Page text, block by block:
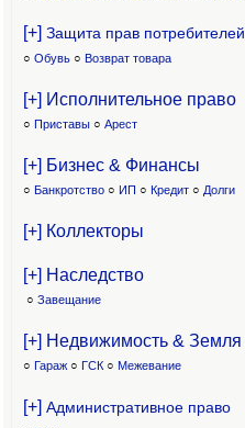
[+] Защита прав потребителей
○ Обувь ○ Возврат товара
[+] Исполнительное право
○ Приставы ○ Арест
[+] Бизнес & Финансы
○ Банкротство ○ ИП ○ Кредит ○ Долги
[+] Коллекторы
[+] Наследство
○ Завещание
[+] Недвижимость & Земля
○ Гараж ○ ГСК ○ Межевание
[+] Административное право